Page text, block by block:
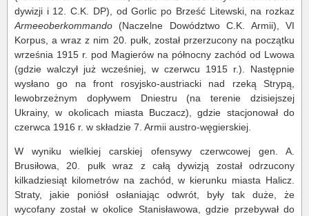
dywizji i 12. C.K. DP), od Gorlic po Brześć Litewski, na rozkaz
Armeeoberkommando (Naczelne Dowództwo C.K. Armii), VI
Korpus, a wraz z nim 20. pułk, został przerzucony na początku
września 1915 r. pod Magierów na północny zachód od Lwowa
(gdzie walczył już wcześniej, w czerwcu 1915 r.). Następnie
wysłano go na front rosyjsko-austriacki nad rzeką Strypą,
lewobrzeżnym dopływem Dniestru (na terenie dzisiejszej
Ukrainy, w okolicach miasta Buczacz), gdzie stacjonował do
czerwca 1916 r. w składzie 7. Armii austro-węgierskiej.
W wyniku wielkiej carskiej ofensywy czerwcowej gen. A.
Brusiłowa, 20. pułk wraz z całą dywizją został odrzucony
kilkadziesiąt kilometrów na zachód, w kierunku miasta Halicz.
Straty, jakie poniósł osłaniając odwrót, były tak duże, że
wycofany został w okolice Stanisławowa, gdzie przebywał do